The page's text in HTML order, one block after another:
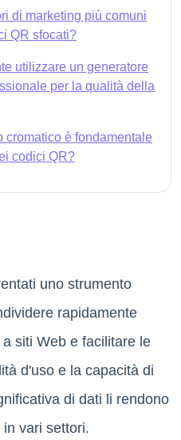
di marketing più comuni
QR sfocati?
utilizzare un generatore
per la qualità della
cromatico è fondamentale
codici QR?
uno strumento
rapidamente
siti Web e facilitare le
d'uso e la capacità di
di dati li rendono
vari settori.